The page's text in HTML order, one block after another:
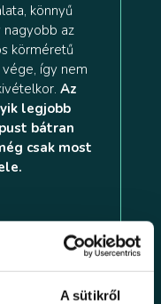
A sütikről
könnyű
nagyobb az
körméretű
így nem
Az
legjobb
bátran
csak most